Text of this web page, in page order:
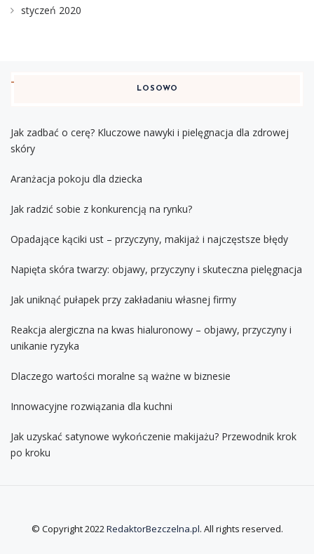
styczeń 2020
LOSOWO
Jak zadbać o cerę? Kluczowe nawyki i pielęgnacja dla zdrowej
skóry
Aranżacja pokoju dla dziecka
Jak radzić sobie z konkurencją na rynku?
Opadające kąciki ust – przyczyny, makijaż i najczęstsze błędy
Napięta skóra twarzy: objawy, przyczyny i skuteczna pielęgnacja
Jak uniknąć pułapek przy zakładaniu własnej firmy
Reakcja alergiczna na kwas hialuronowy – objawy, przyczyny i
unikanie ryzyka
Dlaczego wartości moralne są ważne w biznesie
Innowacyjne rozwiązania dla kuchni
Jak uzyskać satynowe wykończenie makijażu? Przewodnik krok
po kroku
© Copyright 2022RedaktorBezczelna.pl. All rights reserved.